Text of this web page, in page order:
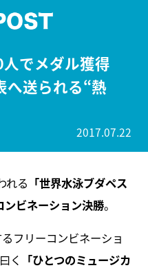
でメダル獲得
へ送られる“熱
2017.07.22
れる 「世界水泳ブダペス
ビネーション決勝。
フリーコンビネーショ
く 「ひとつのミュージカ